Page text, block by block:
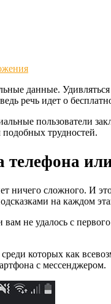
данные.
речь идет о
пользователи
трудностей.
телефона
ничего сложного. И
на каждом
не удалось с
которых как
с мессенджером.